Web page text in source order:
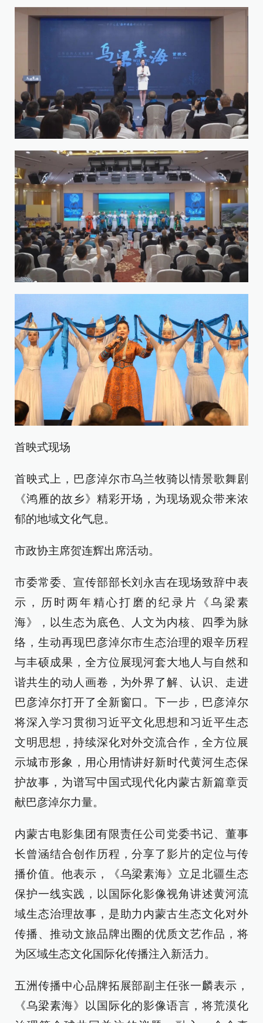
首映式现场
首映式上，巴彦淖尔市乌兰牧骑以情景歌舞剧
《鸿雁的故乡》精彩开场，为现场观众带来浓
郁的地域文化气息。
市政协主席贺连辉出席活动。
市委常委、宣传部部长刘永吉在现场致辞中表
示，历时两年精心打磨的纪录片《乌梁素
海》，以生态为底色、人文为内核、四季为脉
络，生动再现巴彦淖尔市生态治理的艰辛历程
与丰硕成果，全方位展现河套大地人与自然和
谐共生的动人画卷，为外界了解、认识、走进
巴彦淖尔打开了全新窗口。下一步，巴彦淖尔
将深入学习贯彻习近平文化思想和习近平生态
文明思想，持续深化对外交流合作，全方位展
示城市形象，用心用情讲好新时代黄河生态保
护故事，为谱写中国式现代化内蒙古新篇章贡
献巴彦淖尔力量。
内蒙古电影集团有限责任公司党委书记、董事
长曾涵结合创作历程，分享了影片的定位与传
播价值。他表示，《乌梁素海》立足北疆生态
保护一线实践，以国际化影像视角讲述黄河流
域生态治理故事，是助力内蒙古生态文化对外
传播、推动文旅品牌出圈的优质文艺作品，将
为区域生态文化国际化传播注入新活力。
五洲传播中心品牌拓展部副主任张一麟表示，
《乌梁素海》以国际化的影像语言，将荒漠化